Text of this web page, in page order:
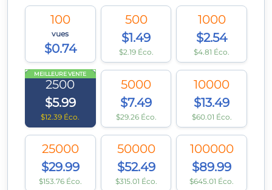
100
vues
$0.74
500
$1.49
$2.19 Éco.
1000
$2.54
$4.81 Éco.
MEILLEURE VENTE
2500
$5.99
$12.39 Éco.
5000
$7.49
$29.26 Éco.
10000
$13.49
$60.01 Éco.
25000
$29.99
$153.76 Éco.
50000
$52.49
$315.01 Éco.
100000
$89.99
$645.01 Éco.